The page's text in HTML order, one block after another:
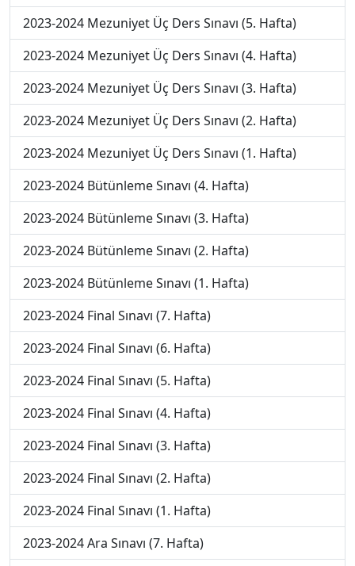
2023-2024 Mezuniyet Üç Ders Sınavı (5. Hafta)
2023-2024 Mezuniyet Üç Ders Sınavı (4. Hafta)
2023-2024 Mezuniyet Üç Ders Sınavı (3. Hafta)
2023-2024 Mezuniyet Üç Ders Sınavı (2. Hafta)
2023-2024 Mezuniyet Üç Ders Sınavı (1. Hafta)
2023-2024 Bütünleme Sınavı (4. Hafta)
2023-2024 Bütünleme Sınavı (3. Hafta)
2023-2024 Bütünleme Sınavı (2. Hafta)
2023-2024 Bütünleme Sınavı (1. Hafta)
2023-2024 Final Sınavı (7. Hafta)
2023-2024 Final Sınavı (6. Hafta)
2023-2024 Final Sınavı (5. Hafta)
2023-2024 Final Sınavı (4. Hafta)
2023-2024 Final Sınavı (3. Hafta)
2023-2024 Final Sınavı (2. Hafta)
2023-2024 Final Sınavı (1. Hafta)
2023-2024 Ara Sınavı (7. Hafta)